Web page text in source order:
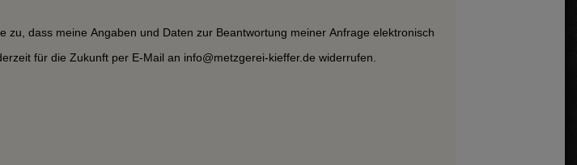
zu, dass meine Angaben und Daten zur Beantwortung meiner Anfrage elektronisch
für die Zukunft per E-Mail an info@metzgerei-kieffer.de widerrufen.